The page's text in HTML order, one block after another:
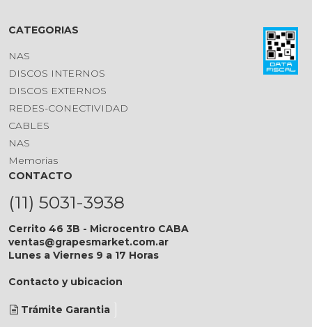
CATEGORIAS
NAS
DISCOS INTERNOS
DISCOS EXTERNOS
REDES-CONECTIVIDAD
CABLES
NAS
Memorias
CONTACTO
(11) 5031-3938
Cerrito 46 3B - Microcentro CABA
ventas@grapesmarket.com.ar
Lunes a Viernes 9 a 17 Horas
Contacto y ubicacion
Trámite Garantia